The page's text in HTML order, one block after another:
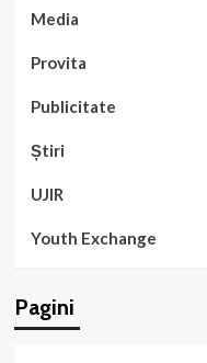
Media
Provita
Publicitate
Știri
UJIR
Youth Exchange
Pagini